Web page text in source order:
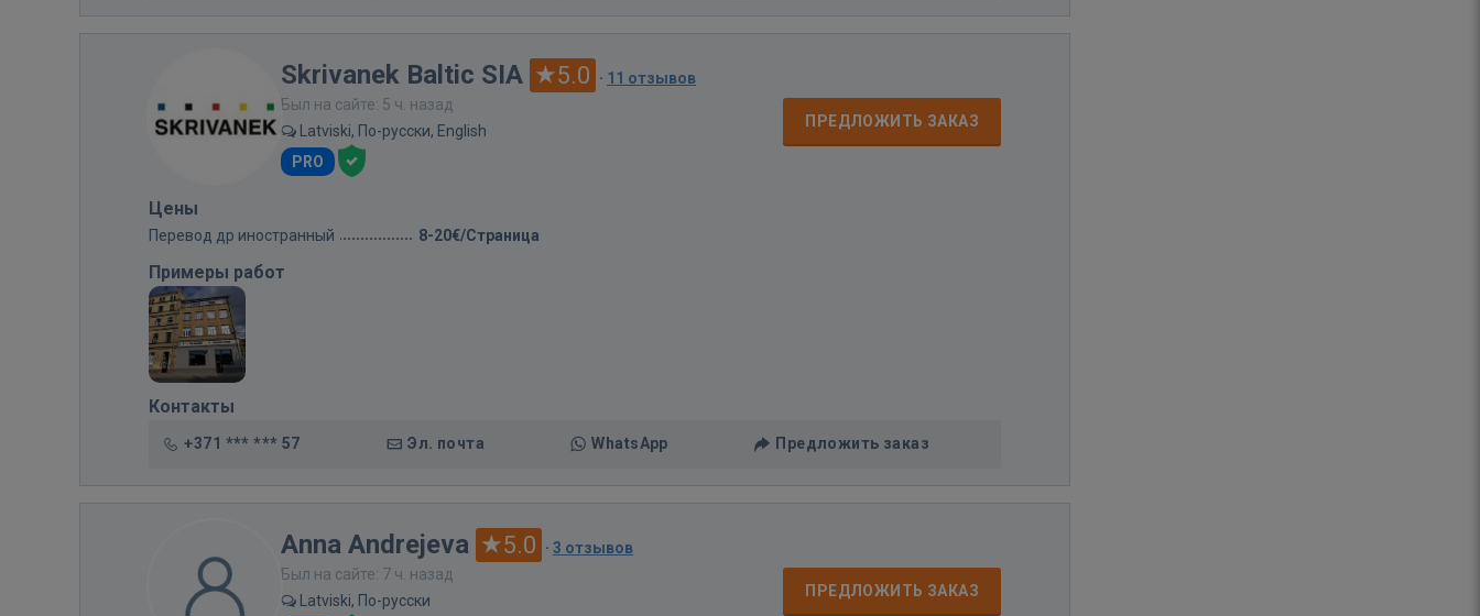
Skrivanek Baltic SIA 5.0 · 11 отзывов
Был на сайте: 5 ч. назад
Latviski, По-русски, English
PRO
ПРЕДЛОЖИТЬ ЗАКАЗ
Цены
Перевод др иностранный 8-20€/Страница
Примеры работ
Контакты
+371 *** *** 57 Эл. почта WhatsApp Предложить заказ
Anna Andrejeva 5.0 · 3 отзывов
Был на сайте: 7 ч. назад
Latviski, По-русски
ПРЕДЛОЖИТЬ ЗАКАЗ